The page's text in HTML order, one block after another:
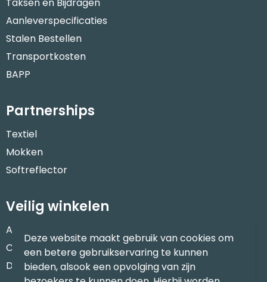
Taksen en Bijdragen
Aanleverspecificaties
Stalen Bestellen
Transportkosten
BAPP
Partnerships
Textiel
Mokken
Softreflector
Veilig winkelen
Algemene voorwaarden
Cookieverklaring
Disclaimer
Deze website maakt gebruik van cookies om
een betere gebruikservaring te kunnen
bieden, alsook een opvolging van zijn